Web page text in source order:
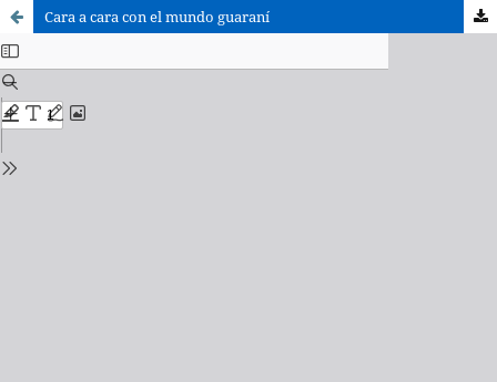
Cara a cara con el mundo guaraní